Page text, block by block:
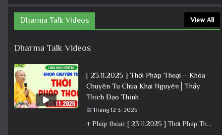
Dharma Talk Videos View All
Dharma Talk Videos
[ 23.11.2025 ] Thời Pháp Thoại – Khóa
Chuyên Tu Chùa Khai Nguyên│Thầy
Thích Đạo Thịnh
Tháng 12 3, 2025
+ Pháp thoại: [ 23.11.2025 ] Thời Pháp Thoại – Khóa Chuyên Tu Chùa Khai Nguyên│Thầy Thích Đạo Thịnh +